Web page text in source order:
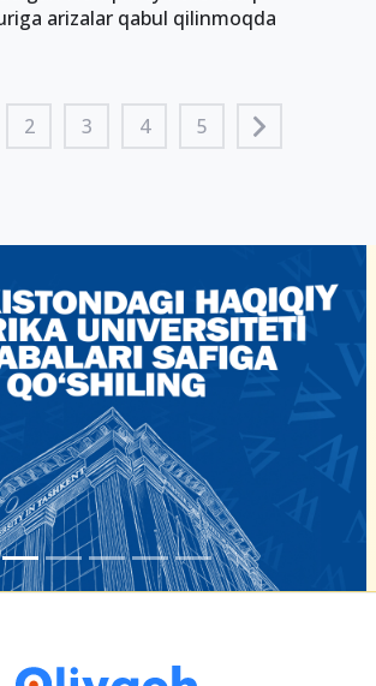
arizalar qabul qilinmoqda
2 3 4 5